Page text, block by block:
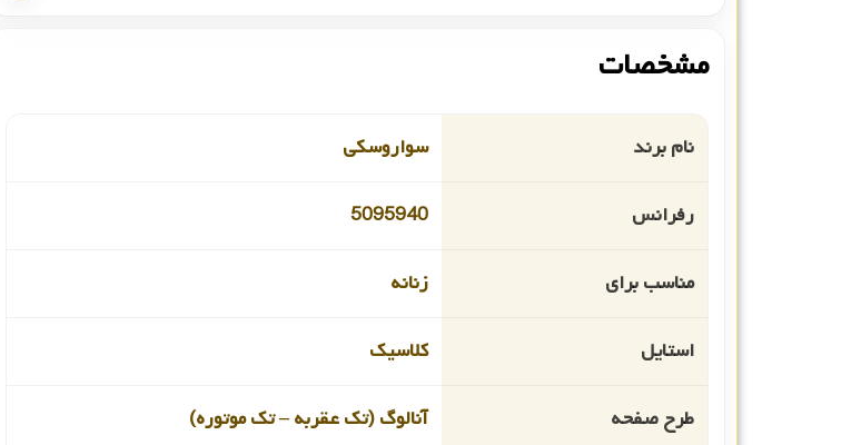
مشخصات
نام برند سواروسکی
رفرانس 5095940
مناسب برای زنانه
استایل کلاسیک
طرح صفحه آنالوگ (تک عقربه – تک موتوره)